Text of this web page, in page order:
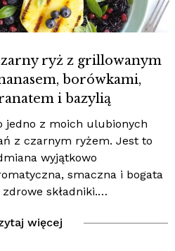
ryż z grillowanym
borówkami,
i bazylią
jedno z moich ulubionych
z czarnym ryżem. Jest to
wyjątkowo
smaczna i bogata
zdrowe składniki.…
więcej